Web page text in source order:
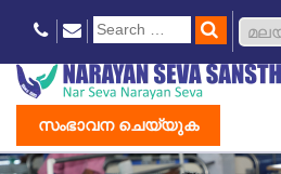
സംഭാവന ചെയ്യുക